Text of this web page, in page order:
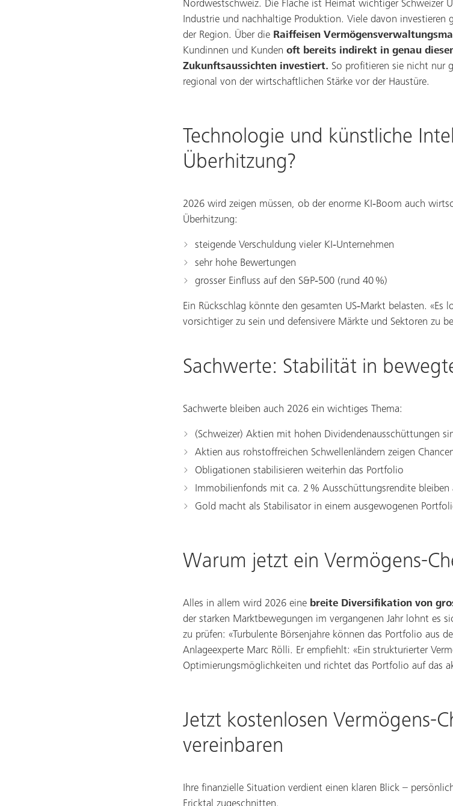
Nordwestschweiz. Die Fläche ist Heimat wichtiger Schweizer
Industrie und nachhaltige Produktion. Viele davon
der Region. Über die Raiffeisen
Kundinnen und Kunden oft bereits indirekt in genau
Zukunftsaussichten investiert. So profitieren sie nicht nur
regional von der wirtschaftlichen Stärke vor der Haustüre.
Technologie und künstliche
Überhitzung?
2026 wird zeigen müssen, ob der enorme KI‑Boom auch
Überhitzung:
steigende Verschuldung vieler KI‑Unternehmen
sehr hohe Bewertungen
grosser Einfluss auf den S&P‑500 (rund 40 %)
Ein Rückschlag könnte den gesamten US‑Markt belasten. «Es
vorsichtiger zu sein und defensivere Märkte und Sektoren zu
Sachwerte: Stabilität in
Sachwerte bleiben auch 2026 ein wichtiges Thema:
(Schweizer) Aktien mit hohen Dividendenausschüttungen
Aktien aus rohstoffreichen Schwellenländern zeigen
Obligationen stabilisieren weiterhin das Portfolio
Immobilienfonds mit ca. 2 % Ausschüttungsrendite
Gold macht als Stabilisator in einem ausgewogenen
Warum jetzt ein Vermögens-
Alles in allem wird 2026 eine breite Diversifikation von
der starken Marktbewegungen im vergangenen Jahr lohnt es
zu prüfen: «Turbulente Börsenjahre können das Portfolio aus
Anlageexperte Marc Rölli. Er empfiehlt: «Ein strukturierter
Optimierungsmöglichkeiten und richtet das Portfolio auf das
Jetzt kostenlosen Vermögens-
vereinbaren
Ihre finanzielle Situation verdient einen klaren Blick –
Fricktal zugeschnitten.